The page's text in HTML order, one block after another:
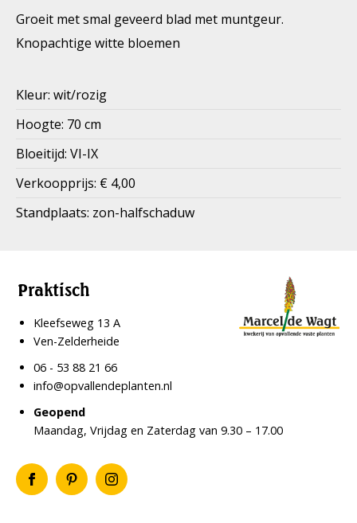
Groeit met smal geveerd blad met muntgeur.
Knopachtige witte bloemen
Kleur: wit/rozig
Hoogte: 70 cm
Bloeitijd: VI-IX
Verkoopprijs: € 4,00
Standplaats: zon-halfschaduw
Praktisch
Kleefseweg 13 A
Ven-Zelderheide
06 - 53 88 21 66
info@opvallendeplanten.nl
Geopend
Maandag, Vrijdag en Zaterdag van 9.30 – 17.00